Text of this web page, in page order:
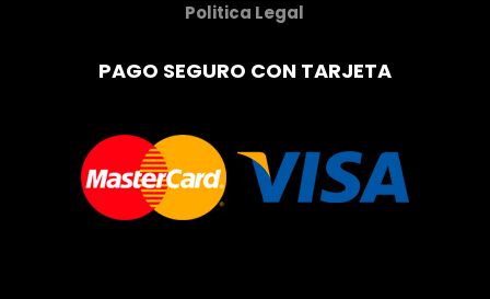
Politica Legal
PAGO SEGURO CON TARJETA